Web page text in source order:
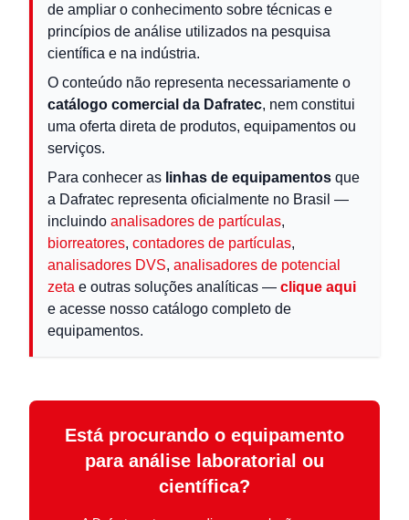
de ampliar o conhecimento sobre técnicas e
princípios de análise utilizados na pesquisa
científica e na indústria.
O conteúdo não representa necessariamente o
catálogo comercial da Dafratec, nem constitui
uma oferta direta de produtos, equipamentos ou
serviços.
Para conhecer as linhas de equipamentos que
a Dafratec representa oficialmente no Brasil —
incluindo analisadores de partículas,
biorreatores, contadores de partículas,
analisadores DVS, analisadores de potencial
zeta e outras soluções analíticas — clique aqui
e acesse nosso catálogo completo de
equipamentos.
Está procurando o equipamento
para análise laboratorial ou
científica?